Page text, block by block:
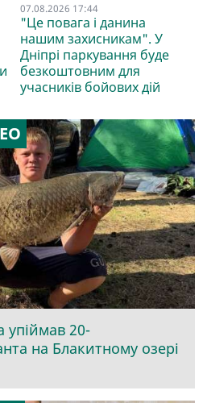
07.08.2026 17:44
"Це повага і данина
нашим захисникам". У
Дніпрі паркування буде
безкоштовним для
учасників бойових дій
упіймав 20-
на Блакитному озері